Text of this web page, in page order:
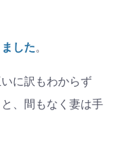
した。
に訳もわからず
、間もなく妻は手